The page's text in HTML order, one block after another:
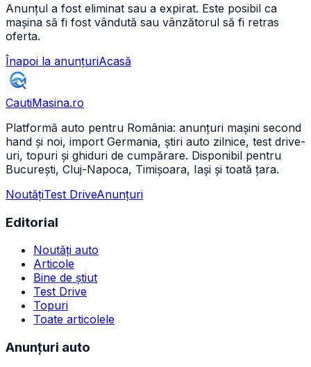
Anunțul a fost eliminat sau a expirat. Este posibil ca
mașina să fi fost vândută sau vânzătorul să fi retras
oferta.
Înapoi la anunțuriAcasă
CautiMasina.ro
Platformă auto pentru România: anunțuri mașini second
hand și noi, import Germania, știri auto zilnice, test drive-
uri, topuri și ghiduri de cumpărare. Disponibil pentru
București, Cluj-Napoca, Timișoara, Iași și toată țara.
NoutățiTest DriveAnunțuri
Editorial
Noutăți auto
Articole
Bine de știut
Test Drive
Topuri
Toate articolele
Anunțuri auto